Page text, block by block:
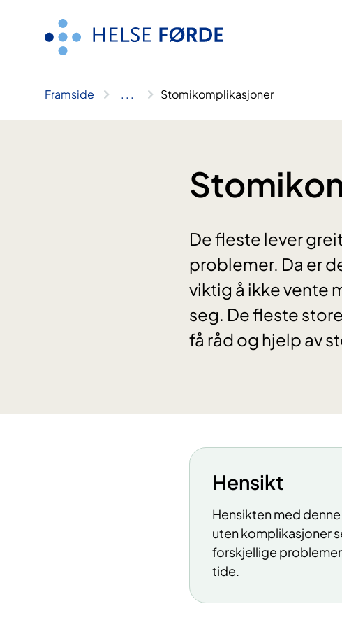
Framside .. . Stomikomplikasjoner
De fleste lever
problemer. Da er
viktig å ikke vente
seg. De fleste
få råd og hjelp av
Hensikt
Hensikten med
uten komplikasjoner
forskjellige
tide.